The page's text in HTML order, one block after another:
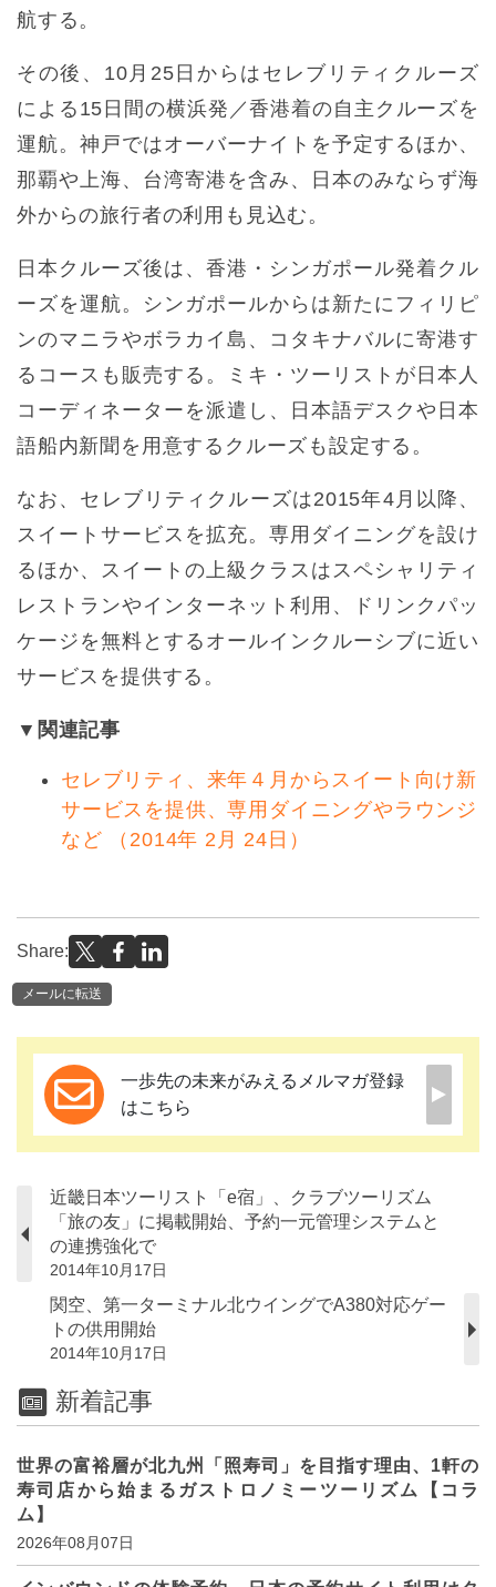
航する。
その後、10月25日からはセレブリティクルーズ
による15日間の横浜発／香港着の自主クルーズを
運航。神戸ではオーバーナイトを予定するほか、
那覇や上海、台湾寄港を含み、日本のみならず海
外からの旅行者の利用も見込む。
日本クルーズ後は、香港・シンガポール発着クル
ーズを運航。シンガポールからは新たにフィリピ
ンのマニラやボラカイ島、コタキナバルに寄港す
るコースも販売する。ミキ・ツーリストが日本人
コーディネーターを派遣し、日本語デスクや日本
語船内新聞を用意するクルーズも設定する。
なお、セレブリティクルーズは2015年4月以降、
スイートサービスを拡充。専用ダイニングを設け
るほか、スイートの上級クラスはスペシャリティ
レストランやインターネット利用、ドリンクパッ
ケージを無料とするオールインクルーシブに近い
サービスを提供する。
▼関連記事
セレブリティ、来年４月からスイート向け新
サービスを提供、専用ダイニングやラウンジ
など （2014年 2月 24日）
Share:
メールに転送
一歩先の未来がみえるメルマガ登録
はこちら
近畿日本ツーリスト「e宿」、クラブツーリズム
「旅の友」に掲載開始、予約一元管理システムと
の連携強化で
2014年10月17日
関空、第一ターミナル北ウイングでA380対応ゲー
トの供用開始
2014年10月17日
新着記事
世界の富裕層が北九州「照寿司」を目指す理由、1軒の
寿司店から始まるガストロノミーツーリズム【コラ
ム】
2026年08月07日